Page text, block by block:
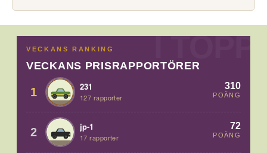
VECKANS RANKING
VECKANS PRISRAPPORTÖRER
1 231
127 rapporter
310
POÄNG
2 jp-1
17 rapporter
72
POÄNG